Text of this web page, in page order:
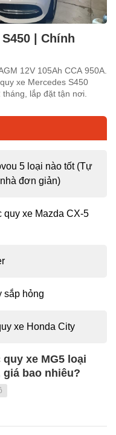
| Chính
12V 105Ah CCA 950A.
xe Mercedes S450
lắp đặt tận nơi.
5 loại nào tốt (Tự
đơn giản)
quy xe Mazda CX-5
sắp hỏng
xe Honda City
quy xe MG5 loại
giá bao nhiêu?